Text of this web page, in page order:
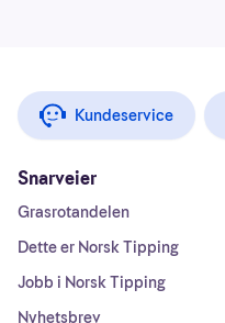
Kundeservice
Snarveier
Grasrotandelen
Dette er Norsk Tipping
Jobb i Norsk Tipping
Nyhetsbrev